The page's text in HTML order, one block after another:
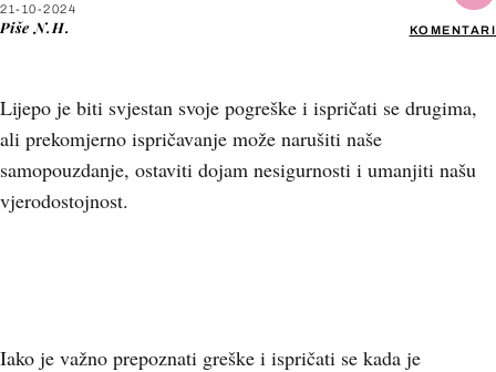
21-10-2024
Piše N.H. KOMENTARI
Lijepo je biti svjestan svoje pogreške i ispričati se drugima,
ali prekomjerno ispričavanje može narušiti naše
samopouzdanje, ostaviti dojam nesigurnosti i umanjiti našu
vjerodostojnost.
Iako je važno prepoznati greške i ispričati se kada je